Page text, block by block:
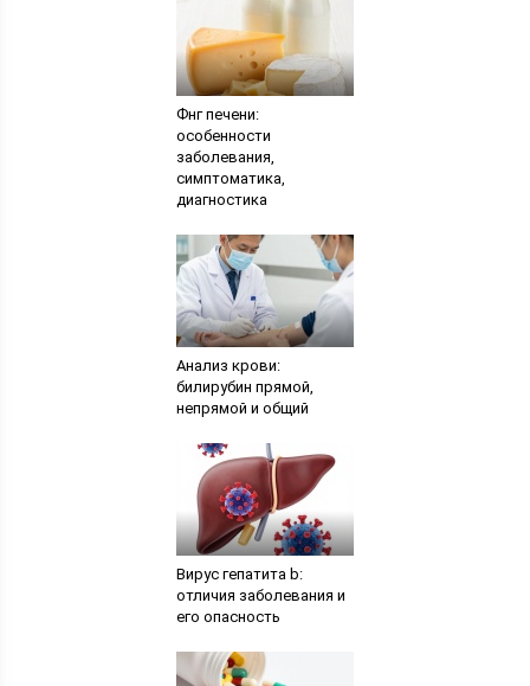
Фнг печени:
особенности
заболевания,
симптоматика,
диагностика
Анализ крови:
билирубин прямой,
непрямой и общий
Вирус гепатита b:
отличия заболевания и
его опасность